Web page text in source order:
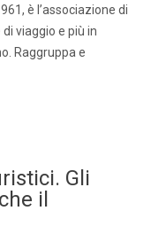
è l’associazione di
viaggio e più in
Raggruppa e
Gli
il